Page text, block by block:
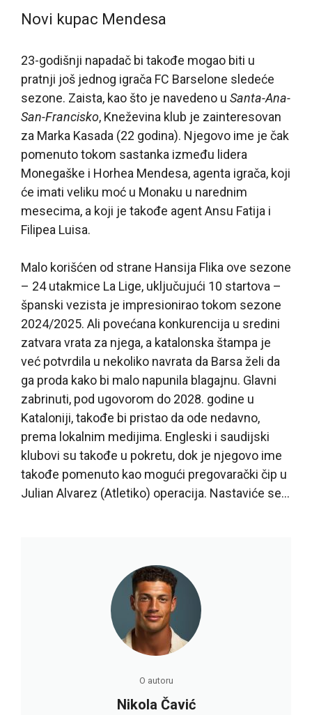
Novi kupac Mendesa
23-godišnji napadač bi takođe mogao biti u
pratnji još jednog igrača FC Barselone sledeće
sezone. Zaista, kao što je navedeno u Santa-Ana-
San-Francisko, Kneževina klub je zainteresovan
za Marka Kasada (22 godina). Njegovo ime je čak
pomenuto tokom sastanka između lidera
Monegaške i Horhea Mendesa, agenta igrača, koji
će imati veliku moć u Monaku u narednim
mesecima, a koji je takođe agent Ansu Fatija i
Filipea Luisa.
Malo korišćen od strane Hansija Flika ove sezone
– 24 utakmice La Lige, uključujući 10 startova –
španski vezista je impresionirao tokom sezone
2024/2025. Ali povećana konkurencija u sredini
zatvara vrata za njega, a katalonska štampa je
već potvrdila u nekoliko navrata da Barsa želi da
ga proda kako bi malo napunila blagajnu. Glavni
zabrinuti, pod ugovorom do 2028. godine u
Kataloniji, takođe bi pristao da ode nedavno,
prema lokalnim medijima. Engleski i saudijski
klubovi su takođe u pokretu, dok je njegovo ime
takođe pomenuto kao mogući pregovarački čip u
Julian Alvarez (Atletiko) operacija. Nastaviće se…
O autoru
Nikola Čavić